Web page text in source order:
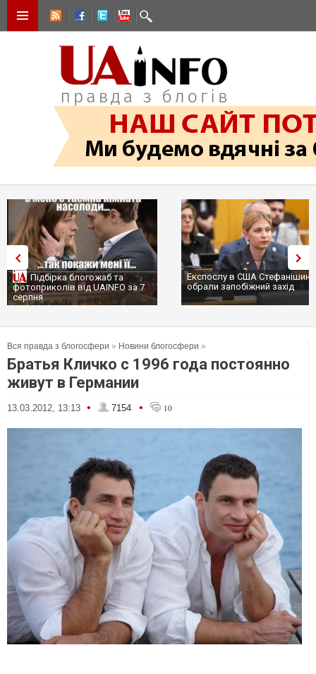
Підбірка блогожаб та
фотоприколів від UAINFO за 7
серпня
Експослу в США
обрали запобіжний захід
Вся правда з блогосфери » Новини блогосфери »
Братья Кличко с 1996 года постоянно
живут в Германии
13.03.2012, 13:13 • 7154 • 10